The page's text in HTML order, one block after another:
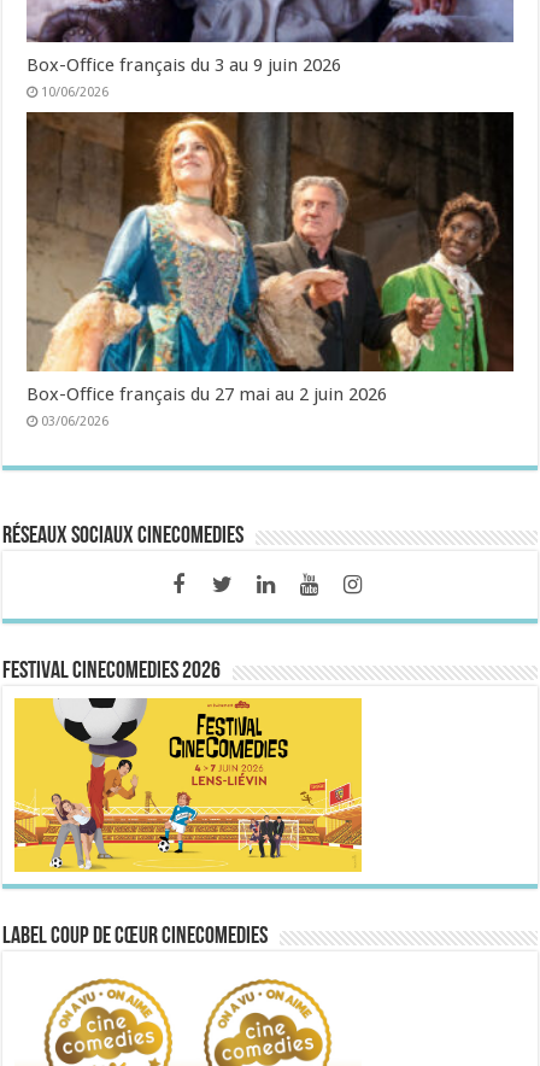
Box-Office français du 3 au 9 juin 2026
10/06/2026
Box-Office français du 27 mai au 2 juin 2026
03/06/2026
Réseaux sociaux CineComedies
FESTIVAL CINECOMEDIES 2026
Label Coup de Cœur CineComedies